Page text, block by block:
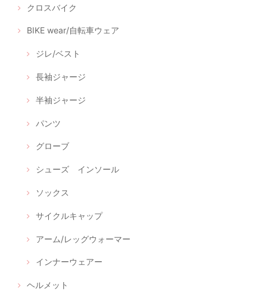
クロスバイク
BIKE wear/自転車ウェア
ジレ/ベスト
長袖ジャージ
半袖ジャージ
パンツ
グローブ
シューズ インソール
ソックス
サイクルキャップ
アーム/レッグウォーマー
インナーウェアー
ヘルメット